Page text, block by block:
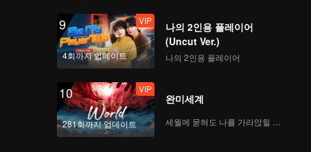
VIP EP8 추가 방영분-02
VIP
9
4회까지 업데이트
VIP
나의 2인용 플레이어
(Uncut Ver.)
나의 2인용 플레이어
10
281회까지 업데이트
VIP
완미세계